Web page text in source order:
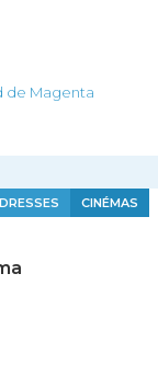
de Magenta
CINÉMAS